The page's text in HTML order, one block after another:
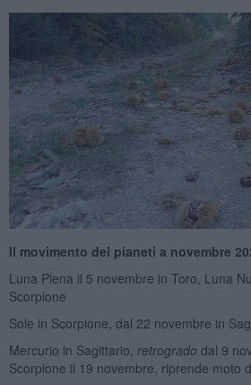
Il movimento dei pianeti a novembre
Luna Piena il 5 novembre in Toro, Luna
Scorpione
Sole in Scorpione, dal 22 novembre in
Mercurio in Sagittario, retrogrado dal 9
Scorpione il 19 novembre, riprende moto